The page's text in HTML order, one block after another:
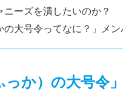
ニーズを潰したいのか？
の大号令ってなに？」メ
っか）の大号令